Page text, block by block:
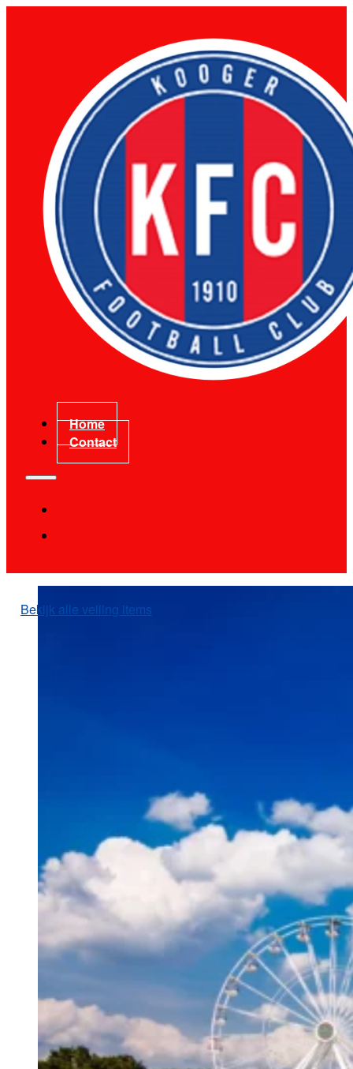
Home
Contact
Bekijk alle veiling items